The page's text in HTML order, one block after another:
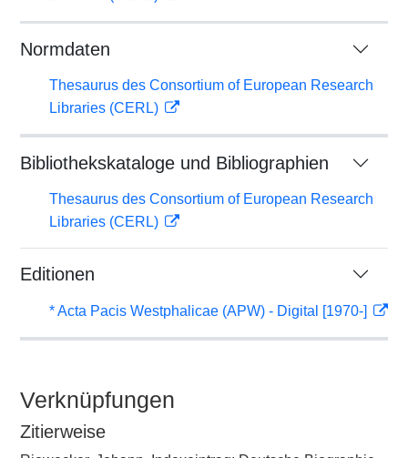
Normdaten
Thesaurus des Consortium of European Research
Libraries (CERL)
Bibliothekskataloge und Bibliographien
Thesaurus des Consortium of European Research
Libraries (CERL)
Editionen
* Acta Pacis Westphalicae (APW) - Digital [1970-]
Verknüpfungen
Zitierweise